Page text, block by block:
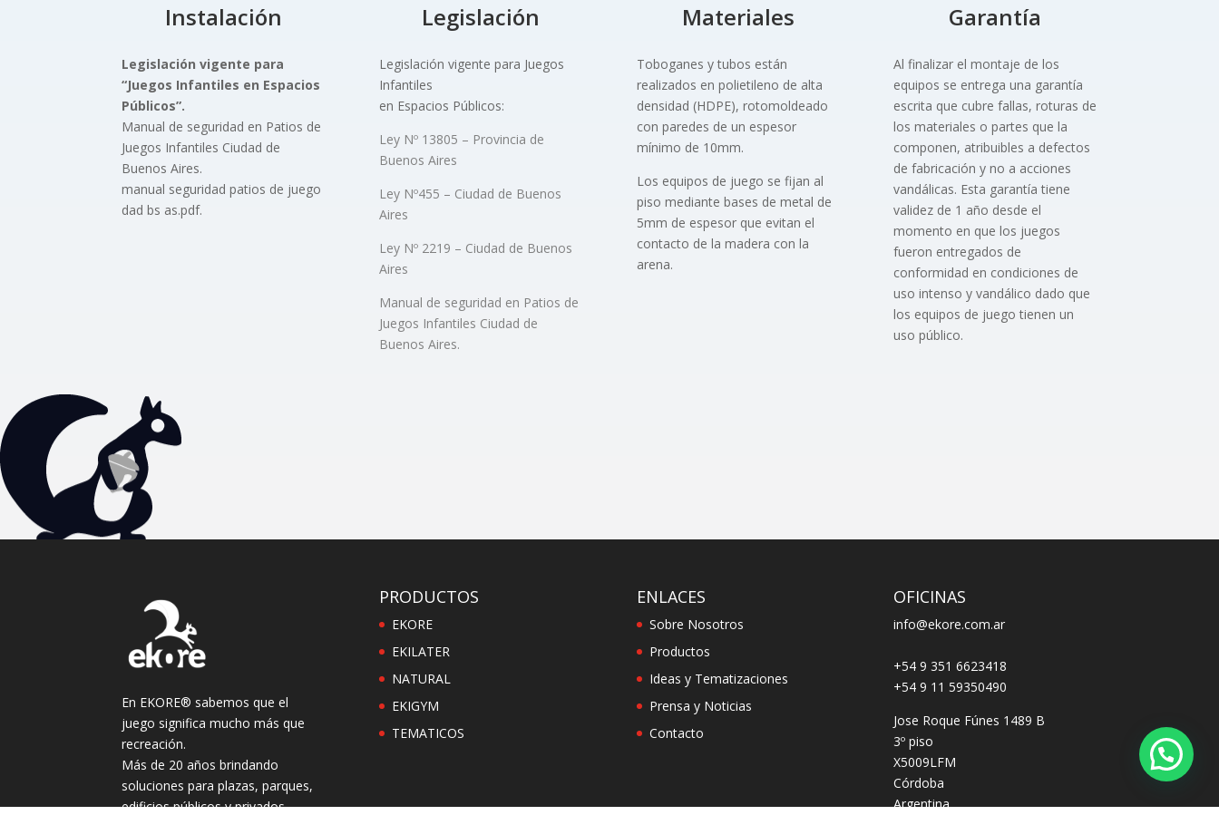
Instalación
Legislación vigente para
“Juegos Infantiles en Espacios
Públicos”.
Manual de seguridad en Patios de
Juegos Infantiles Ciudad de
Buenos Aires.
manual seguridad patios de juego
dad bs as.pdf.
Legislación
Legislación vigente para Juegos
Infantiles
en Espacios Públicos:
Ley Nº 13805 – Provincia de
Buenos Aires
Ley Nº455 – Ciudad de Buenos
Aires
Ley Nº 2219 – Ciudad de Buenos
Aires
Manual de seguridad en Patios de
Juegos Infantiles Ciudad de
Buenos Aires.
Materiales
Toboganes y tubos están
realizados en polietileno de alta
densidad (HDPE), rotomoldeado
con paredes de un espesor
mínimo de 10mm.
Los equipos de juego se fijan al
piso mediante bases de metal de
5mm de espesor que evitan el
contacto de la madera con la
arena.
Garantía
Al finalizar el montaje de los
equipos se entrega una garantía
escrita que cubre fallas, roturas de
los materiales o partes que la
componen, atribuibles a defectos
de fabricación y no a acciones
vandálicas. Esta garantía tiene
validez de 1 año desde el
momento en que los juegos
fueron entregados de
conformidad en condiciones de
uso intenso y vandálico dado que
los equipos de juego tienen un
uso público.
En EKORE® sabemos que el
juego significa mucho más que
recreación.
Más de 20 años brindando
soluciones para plazas, parques,
edificios públicos y privados.
PRODUCTOS
EKORE
EKILATER
NATURAL
EKIGYM
TEMATICOS
ENLACES
Sobre Nosotros
Productos
Ideas y Tematizaciones
Prensa y Noticias
Contacto
OFICINAS
info@ekore.com.ar
+54 9 351 6623418
+54 9 11 59350490
Jose Roque Fúnes 1489 B
3º piso
X5009LFM
Córdoba
Argentina